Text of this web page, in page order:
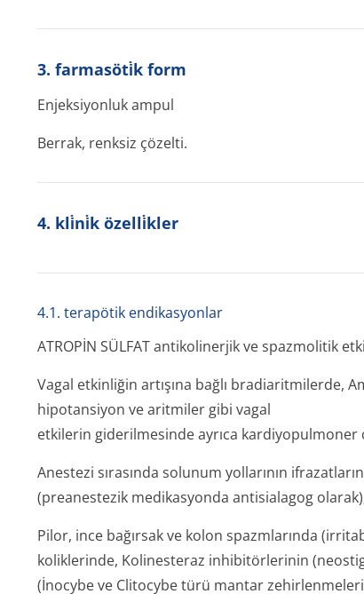
3. farmasöti̇k form
Enjeksiyonluk ampul
Berrak, renksiz çözelti.
4. kli̇ni̇k özelli̇kler
4.1. terapötik endikasyonlar
ATROPİN SÜLFAT antikolinerjik ve spazmolitik
Vagal etkinliğin artışına bağlı bradiaritmilerde,
hipotansiyon ve aritmiler gibi vagal
etkilerin giderilmesinde ayrıca kardiyopulmoner
Anestezi sırasında solunum yollarının
(preanestezik medikasyonda antisialagog
Pilor, ince bağırsak ve kolon spazmlarında
koliklerinde, Kolinesteraz inhibitörlerinin
(İnocybe ve Clitocybe türü mantar